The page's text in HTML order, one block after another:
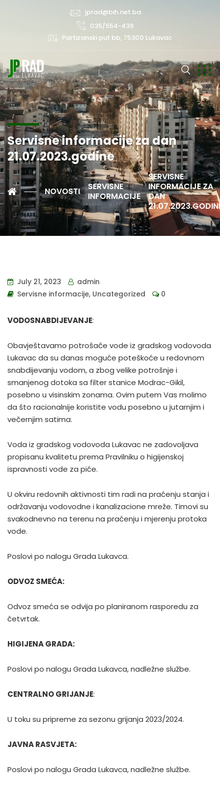
jprad@bih.net.ba
035/554-439
Partizanski put bb, 75300 Lukavac
Servisne informacije za dan
21.07.2023.godine
NOVOSTI
SERVISNE
INFORMACIJE
SERVISNE
INFORMACIJE ZA
DAN
July 21, 2023
admin
Servisne informacije, Uncategorized 0
VODOSNABDIJEVANJE:
Obavještavamo potrošače vode iz gradskog vodovoda
Lukavac da su danas moguće poteškoće u redovnom
snabdijevanju vodom, a zbog velike potrošnje i
smanjenog dotoka sa filter stanice Modrac-Gikil,
posebno u visinskim zonama. Ovim putem Vas molimo
da što racionalnije koristite vodu posebno u jutarnjim i
večernjim satima.
Voda iz gradskog vodovoda Lukavac ne zadovoljava
propisanu kvalitetu prema Pravilniku o higijenskoj
ispravnosti vode za piće.
U okviru redovnih aktivnosti tim radi na praćenju stanja i
održavanju vodovodne i kanalizacione mreže. Timovi su
svakodnevno na terenu na praćenju i mjerenju protoka
vode.
Poslovi po nalogu Grada Lukavca.
ODVOZ SMEĆA:
Odvoz smeća se odvija po planiranom rasporedu za
četvrtak.
HIGIJENA GRADA:
Poslovi po nalogu Grada Lukavca, nadležne službe.
CENTRALNO GRIJANJE:
U toku su pripreme za sezonu grijanja 2023/2024.
JAVNA RASVJETA:
Poslovi po nalogu Grada Lukavca, nadležne službe.